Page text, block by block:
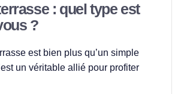
: quel type est
?
est bien plus qu’un simple
un véritable allié pour profiter